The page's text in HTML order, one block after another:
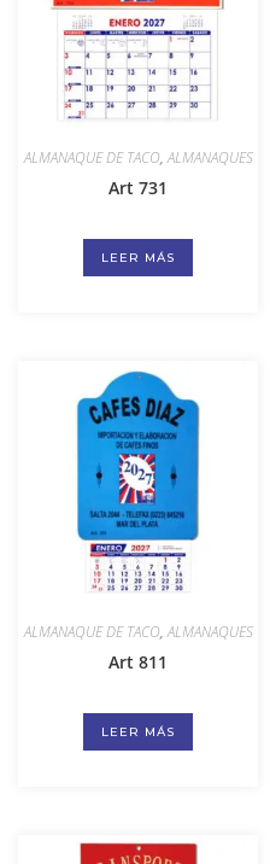
ALMANAQUE DE TACO,ALMANAQUES
Art 731
LEER MÁS
ALMANAQUE DE TACO,ALMANAQUES
Art 811
LEER MÁS